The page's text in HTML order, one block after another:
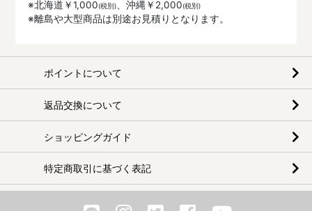
※北海道￥1,000
、沖縄￥2,000
※離島や大型商品は別途お見積りとなります。
ポイントについて
返品交換について
ショッピングガイド
特定商取引に基づく表記